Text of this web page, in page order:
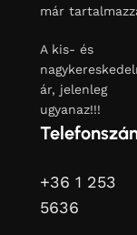
már
A kis- és
ár, jelenleg
ugyanaz!!!
+36 1 253
5636